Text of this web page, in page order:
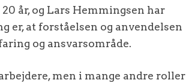
år, og Lars Hemmingsen har
er, at forståelsen og anvendelsen
og ansvarsområde.
men i mange andre roller